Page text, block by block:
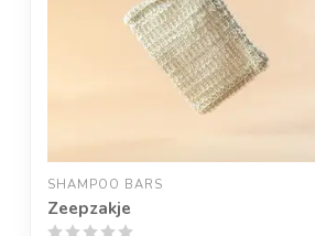
SHAMPOO BARS
Zeepzakje